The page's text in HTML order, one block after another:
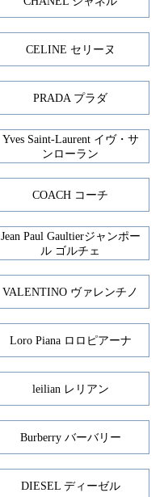
CELINE セリーヌ
PRADA プラダ
Yves Saint-Laurent イヴ・サ
ンローラン
COACH コーチ
Jean Paul Gaultierジャンポー
ル ゴルチェ
VALENTINO ヴァレンチノ
Loro Piana ロロピアーナ
leilian レリアン
Burberry バーバリー
DIESEL ディーゼル